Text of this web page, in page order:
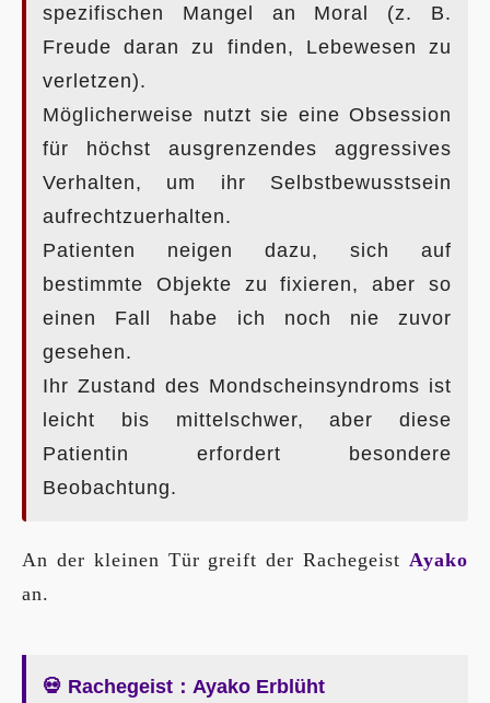
spezifischen Mangel an Moral (z. B.
Freude daran zu finden, Lebewesen zu
verletzen).
Möglicherweise nutzt sie eine Obsession
für höchst ausgrenzendes aggressives
Verhalten, um ihr Selbstbewusstsein
aufrechtzuerhalten.
Patienten neigen dazu, sich auf
bestimmte Objekte zu fixieren, aber so
einen Fall habe ich noch nie zuvor
gesehen.
Ihr Zustand des Mondscheinsyndroms ist
leicht bis mittelschwer, aber diese
Patientin erfordert besondere
Beobachtung.
An der kleinen Tür greift der Rachegeist Ayako
an.
💀 Rachegeist：Ayako Erblüht